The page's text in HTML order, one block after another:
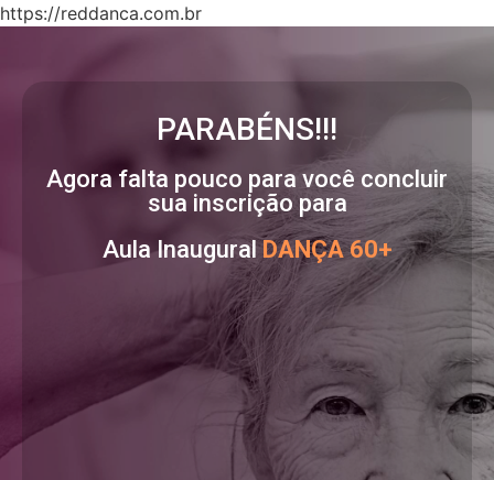
https://reddanca.com.br
PARABÉNS!!!
Agora falta pouco para você concluir
sua inscrição para
Aula InauguralDANÇA 60+